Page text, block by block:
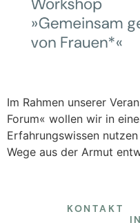
Im Rahmen unserer
Forum« wollen wir in
Erfahrungswissen
Wege aus der Armut
KONTAKT